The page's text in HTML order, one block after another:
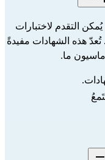
التقدم لاختبارات
ما.